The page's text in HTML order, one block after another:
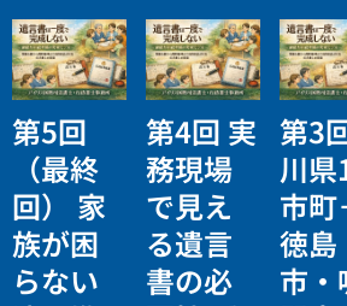
第5回
（最終
回） 家
族が困
らない
第4回 実
務現場
で見え
る遺言
書の必
第3
川県
市町
徳島
市・